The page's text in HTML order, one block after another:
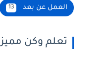
العمل عن بعد 13
تعلم وكن مميز